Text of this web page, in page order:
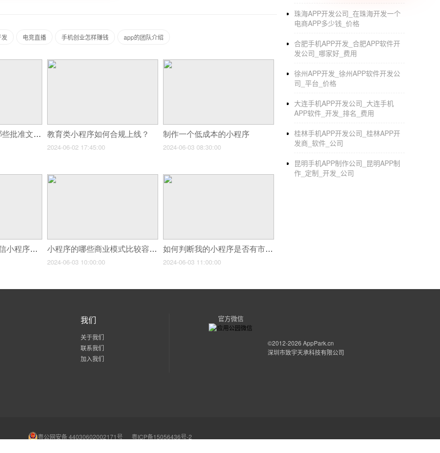
APP开发者，你幸福吗奠定了这个百度大会
像以往那样下载，而是直接点击就能使用
分发。在这样的背景下，APP开发者，你还能
一个app十五天可以完成吗_中国app开发
app 美国开发者帐号和中国开发者帐
内地可以正常从这两个地方的市场下载免
可以.因为开发者的付费方式有地区区分.
用户和产品没有地区区分.大家都是可以下
只是国内用户不能付款....
电竞直播 手机创业怎样赚钱 app的团队介绍
金融类小程序需要哪些批准文件？ 教育类小程序如何合规上线？
2024-06-02 17:45:00
制作一个低成本的小程序
2024-06-03 08:30:00
多功能Pro软件在微信小程序中的应用效果如何？ 小程序的哪些商业模式比较容易盈利？
2024-06-03 10:00:00
如何判断我的小程序是否有市场需求？
2024-06-03 11:00:00
珠海APP开发公司_在珠海开发一个
电商APP多少钱_价格
合肥手机APP开发_合肥APP软件开
发公司_哪家好_费用
徐州APP开发_徐州APP软件开发公
司_平台_价格
大连手机APP开发公司_大连手机
APP软件_开发_排名_费用
桂林手机APP开发公司_桂林APP开
发商_软件_公司
昆明手机APP制作公司_昆明APP制
作_定制_开发_公司
我们
关于我们
联系我们
加入我们
官方微信
©2012-2026 AppPark.cn
深圳市致宇天承科技有限公司
粤公网安备 44030602002171号 粤ICP备15056436号-2